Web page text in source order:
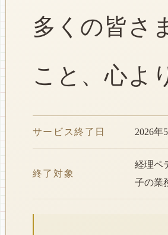
多くの皆さ
こと、心よ
サービス終了日 2026年
終了対象
経理ペ
子の業